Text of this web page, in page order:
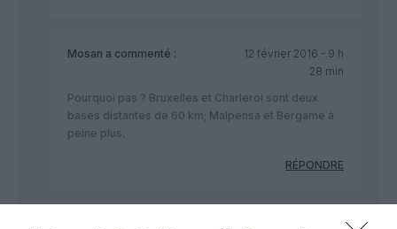
Mosan a commenté :
12 février 2016 - 9 h
28 min
Pourquoi pas ? Bruxelles et Charleroi sont deux
bases distantes de 60 km; Malpensa et Bergame à
peine plus.
RÉPONDRE